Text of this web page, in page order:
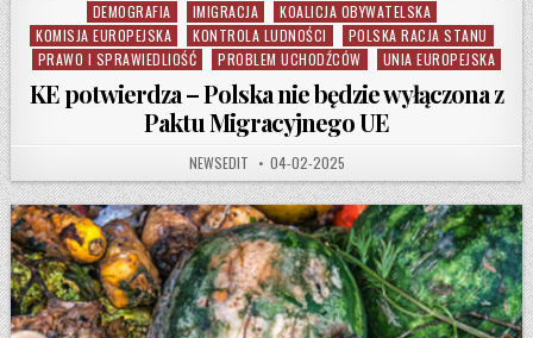
Posted in
DEMOGRAFIA IMIGRACJA
KOALICJA OBYWATELSKA
KOMISJA EUROPEJSKA
KONTROLA LUDNOŚCI
POLSKA RACJA STANU
PRAWO I SPRAWIEDLIOŚĆ
PROBLEM UCHODŹCÓW UNIA EUROPEJSKA
KE potwierdza – ​​Polska nie będzie wyłączona z
Paktu Migracyjnego UE
AUTHOR:
NEWSEDIT PUBLISHED DATE:
04-02-2025